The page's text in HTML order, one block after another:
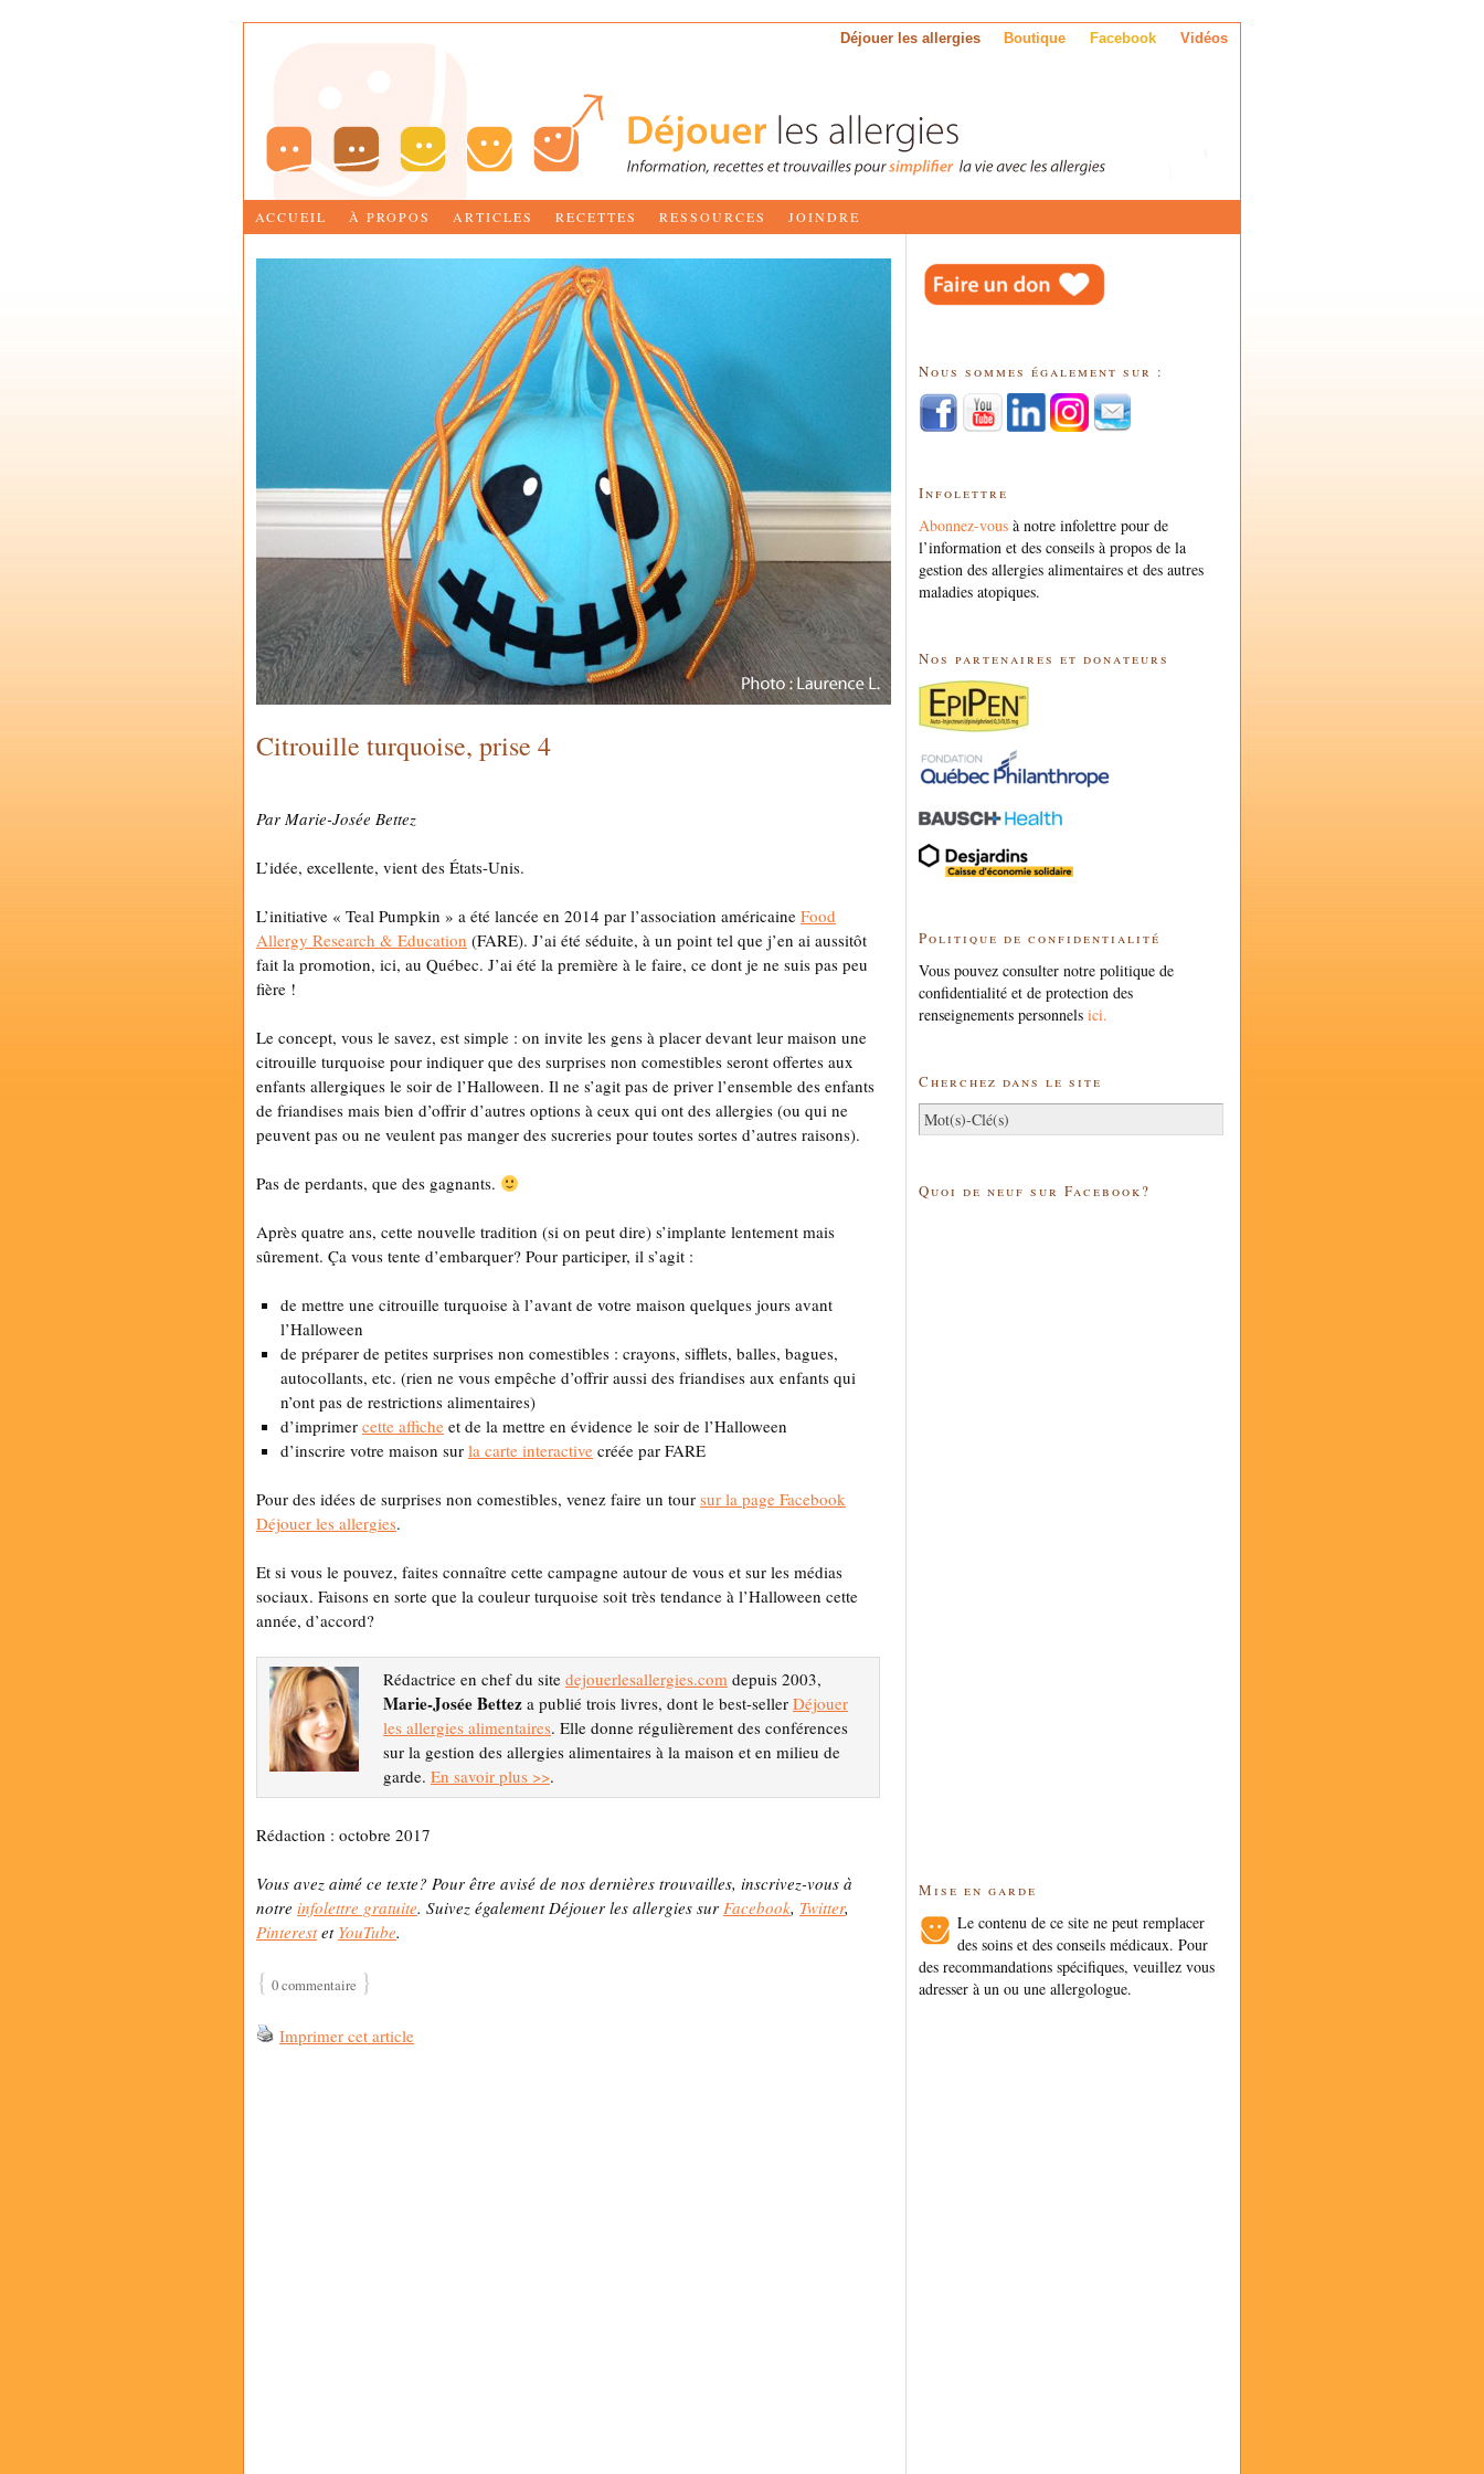
Déjouer les allergies Boutique Facebook Vidéos
ACCUEIL À PROPOS ARTICLES RECETTES RESSOURCES JOINDRE
Citrouille turquoise, prise 4
Par Marie-Josée Bettez
L’idée, excellente, vient des États-Unis.
L’initiative « Teal Pumpkin » a été lancée en 2014 par l’association américaine Food
Allergy Research & Education (FARE). J’ai été séduite, à un point tel que j’en ai aussitôt
fait la promotion, ici, au Québec. J’ai été la première à le faire, ce dont je ne suis pas peu
fière !
Le concept, vous le savez, est simple : on invite les gens à placer devant leur maison une
citrouille turquoise pour indiquer que des surprises non comestibles seront offertes aux
enfants allergiques le soir de l’Halloween. Il ne s’agit pas de priver l’ensemble des enfants
de friandises mais bien d’offrir d’autres options à ceux qui ont des allergies (ou qui ne
peuvent pas ou ne veulent pas manger des sucreries pour toutes sortes d’autres raisons).
Pas de perdants, que des gagnants.
Après quatre ans, cette nouvelle tradition (si on peut dire) s’implante lentement mais
sûrement. Ça vous tente d’embarquer? Pour participer, il s’agit :
de mettre une citrouille turquoise à l’avant de votre maison quelques jours avant
l’Halloween
de préparer de petites surprises non comestibles : crayons, sifflets, balles, bagues,
autocollants, etc. (rien ne vous empêche d’offrir aussi des friandises aux enfants qui
n’ont pas de restrictions alimentaires)
d’imprimer cette affiche et de la mettre en évidence le soir de l’Halloween
d’inscrire votre maison sur la carte interactive créée par FARE
Pour des idées de surprises non comestibles, venez faire un tour sur la page Facebook
Déjouer les allergies.
Et si vous le pouvez, faites connaître cette campagne autour de vous et sur les médias
sociaux. Faisons en sorte que la couleur turquoise soit très tendance à l’Halloween cette
année, d’accord?
Rédactrice en chef du site dejouerlesallergies.com depuis 2003,
Marie-Josée Betteza publié trois livres, dont le best-seller Déjouer
les allergies alimentaires. Elle donne régulièrement des conférences
sur la gestion des allergies alimentaires à la maison et en milieu de
garde. En savoir plus >>.
Rédaction : octobre 2017
Vous avez aimé ce texte? Pour être avisé de nos dernières trouvailles, inscrivez-vous à
notre infolettre gratuite. Suivez également Déjouer les allergies sur Facebook, Twitter,
Pinterestet YouTube.
{ 0 commentaire }
Imprimer cet article
Nous sommes également sur :
Infolettre
Abonnez-vous à notre infolettre pour de
l’information et des conseils à propos de la
gestion des allergies alimentaires et des autres
maladies atopiques.
Nos partenaires et donateurs
Politique de confidentialité
Vous pouvez consulter notre politique de
confidentialité et de protection des
renseignements personnels ici.
Cherchez dans le site
Quoi de neuf sur Facebook?
Mise en garde
Le contenu de ce site ne peut remplacer
des soins et des conseils médicaux. Pour
des recommandations spécifiques, veuillez vous
adresser à un ou une allergologue.